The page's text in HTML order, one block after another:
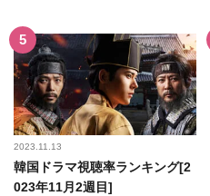
2023.11.13
韓国ドラマ視聴率ランキング[2
023年11月2週目]